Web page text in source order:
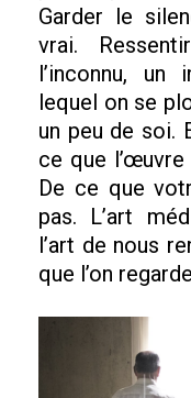
Garder le
vrai.
l’inconnu, un
lequel on se
un peu de soi.
ce que
De ce que
pas. L’art
l’art de nous
que l’on